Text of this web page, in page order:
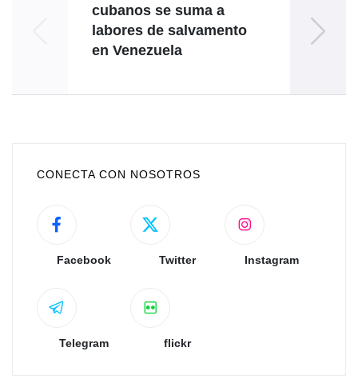
cubanos se suma a
labores de salvamento
en Venezuela
CONECTA CON NOSOTROS
Facebook Twitter Instagram
Telegram flickr